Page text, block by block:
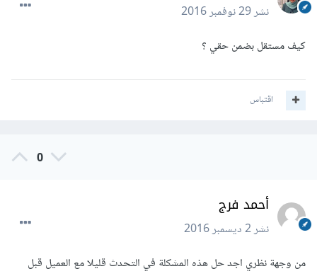
نشر29 نوفمبر 2016
كيف مستقل بضمن حقي ؟
اقتباس
0
أحمد فرج
نشر2 ديسمبر 2016
من وجهة نظري اجد حل هذه المشكلة في التحدث قليلا مع العميل قبل